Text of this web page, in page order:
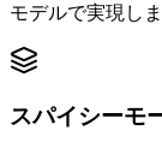
モデルで実現しま
スパイシーモ